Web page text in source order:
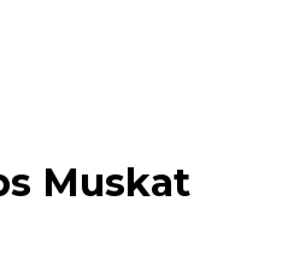
Muskat